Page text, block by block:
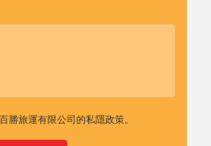
勝旅運有限公司的私隱政策。